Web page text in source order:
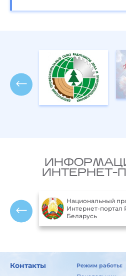
ИНТЕРНЕТ-
правовой
Республики
Контакты
Режим работы: